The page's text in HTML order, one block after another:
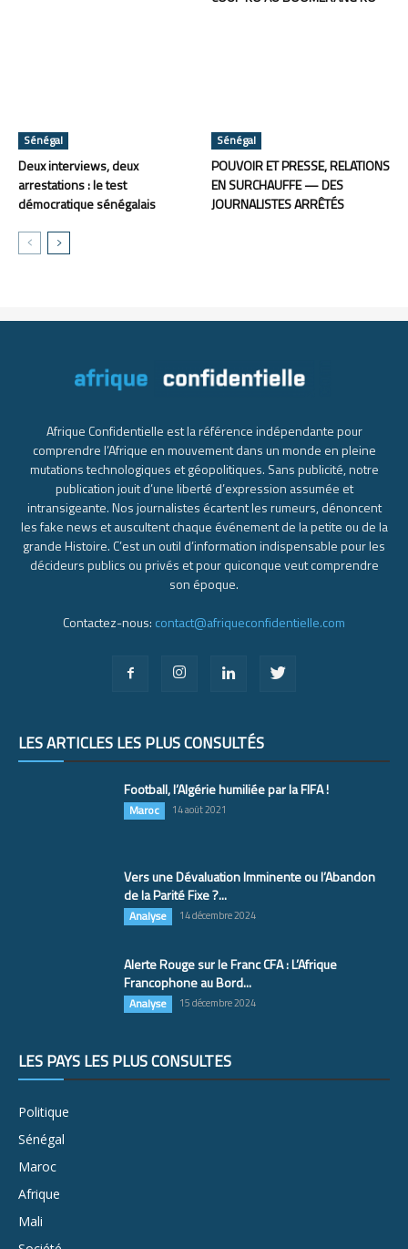
Sénégal
Deux interviews, deux
arrestations : le test
démocratique sénégalais
Sénégal
POUVOIR ET PRESSE, RELATIONS
EN SURCHAUFFE — DES
JOURNALISTES ARRÊTÉS
Afrique Confidentielle est la référence indépendante pour
comprendre l’Afrique en mouvement dans un monde en pleine
mutations technologiques et géopolitiques. Sans publicité, notre
publication jouit d’une liberté d’expression assumée et
intransigeante. Nos journalistes écartent les rumeurs, dénoncent
les fake news et auscultent chaque événement de la petite ou de la
grande Histoire. C’est un outil d’information indispensable pour les
décideurs publics ou privés et pour quiconque veut comprendre
son époque.
Contactez-nous: contact@afriqueconfidentielle.com
LES ARTICLES LES PLUS CONSULTÉS
Football, l’Algérie humiliée par la FIFA !
Maroc 14 août 2021
Vers une Dévaluation Imminente ou l’Abandon
de la Parité Fixe ?...
Analyse 14 décembre 2024
Alerte Rouge sur le Franc CFA : L’Afrique
Francophone au Bord...
Analyse 15 décembre 2024
LES PAYS LES PLUS CONSULTÉS
Politique
Sénégal
Maroc
Afrique
Mali